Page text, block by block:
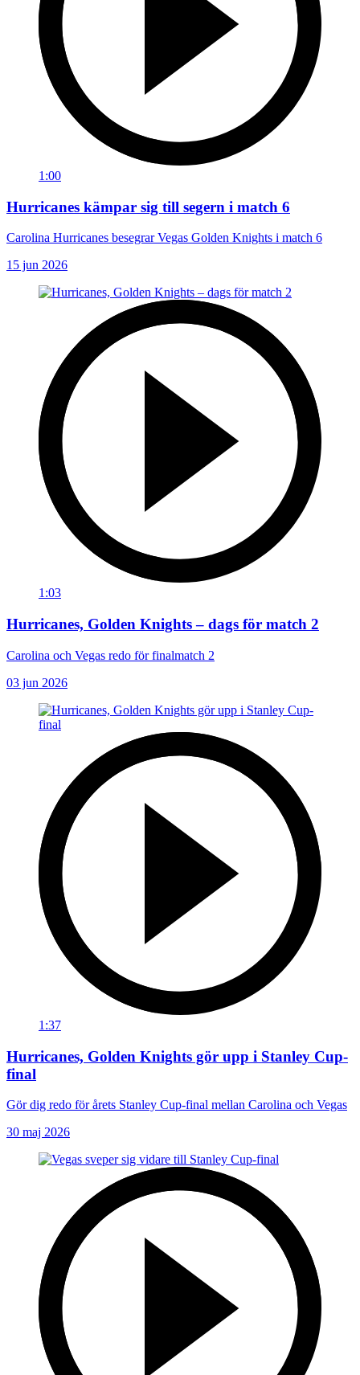
1:00
Hurricanes kämpar sig till segern i match 6
Carolina Hurricanes besegrar Vegas Golden Knights i match 6
15 jun 2026
1:03
Hurricanes, Golden Knights – dags för match 2
Carolina och Vegas redo för finalmatch 2
03 jun 2026
1:37
Hurricanes, Golden Knights gör upp i Stanley Cup-
final
Gör dig redo för årets Stanley Cup-final mellan Carolina och Vegas
30 maj 2026